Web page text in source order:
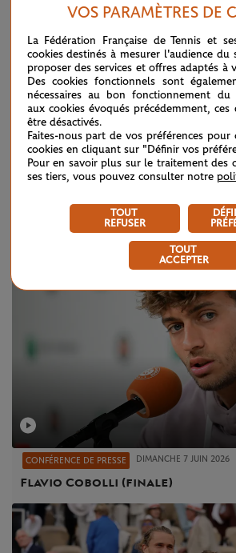
CONFÉRENCE DE PRESSE DIMANCHE 7 JUIN 2026
Alexander Zverev (finale)
CONFÉRENCE DE PRESSE DIMANCHE 7 JUIN 2026
Flavio Cobolli (finale)
VOS PARAMÈTRES DE
La Fédération Française de Tennis et
cookies destinés à mesurer l'audience
proposer des services et offres adaptés à
Des cookies fonctionnels sont
nécessaires au bon fonctionnement du
aux cookies évoqués précédemment,
être désactivés.
Faites-nous part de vos préférences pour
cookies en cliquant sur "Définir vos
Pour en savoir plus sur le traitement des
ses tiers, vous pouvez consulter notre
TOUT
REFUSER
TOUT
ACCEPTER